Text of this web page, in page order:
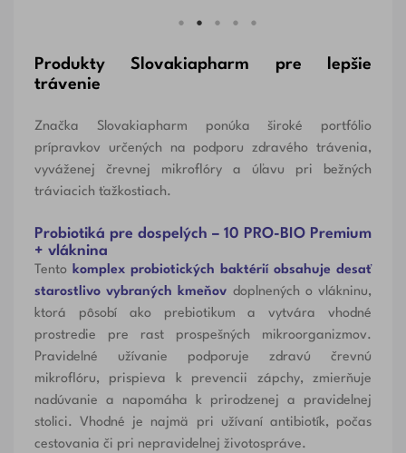
Produkty Slovakiapharm pre lepšie
trávenie
Značka Slovakiapharm ponúka široké portfólio
prípravkov určených na podporu zdravého trávenia,
vyváženej črevnej mikroflóry a úľavu pri bežných
tráviacich ťažkostiach.
Probiotiká pre dospelých – 10 PRO-BIO Premium
+ vláknina
Tento komplex probiotických baktérií obsahuje desať
starostlivo vybraných kmeňov doplnených o vlákninu,
ktorá pôsobí ako prebiotikum a vytvára vhodné
prostredie pre rast prospešných mikroorganizmov.
Pravidelné užívanie podporuje zdravú črevnú
mikroflóru, prispieva k prevencii zápchy, zmierňuje
nadúvanie a napomáha k prirodzenej a pravidelnej
stolici. Vhodné je najmä pri užívaní antibiotík, počas
cestovania či pri nepravidelnej životospráve.